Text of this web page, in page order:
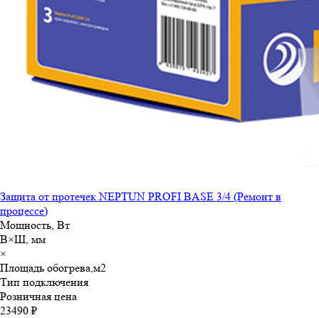
Защита от протечек NEPTUN PROFI BASE 3/4 (Ремонт в
процессе)
Мощность, Вт
В×Ш, мм
×
Площадь обогрева,м2
Тип подключения
Розничная цена
23490 ₽